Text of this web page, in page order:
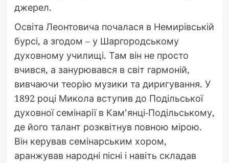
джерел.
Освіта Леонтовича почалася в Немирівській
бурсі, а згодом – у Шаргородському
духовному училищі. Там він не просто
вчився, а занурювався в світ гармоній,
вивчаючи теорію музики та диригування. У
1892 році Микола вступив до Подільської
духовної семінарії в Кам’янці-Подільському,
де його талант розквітнув повною мірою.
Він керував семінарським хором,
аранжував народні пісні і навіть складав